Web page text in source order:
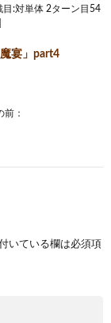
:対単体 2ターン目54
宴」part4
：
いている欄は必須項